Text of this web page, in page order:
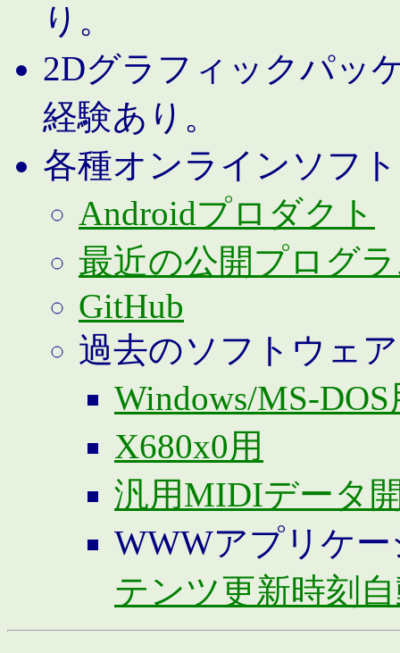
り。
2Dグラフィックパッ
経験あり。
各種オンラインソフ
Androidプロダクト
最近の公開プログ
GitHub
過去のソフトウェア
Windows/MS-DOS
X680x0用
汎用MIDIデータ
WWWアプリケ
テンツ更新時刻